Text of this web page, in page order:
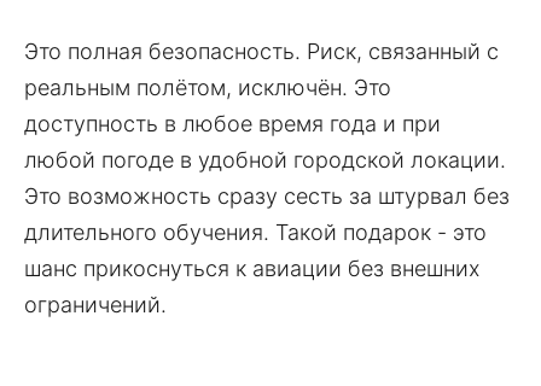
Это полная безопасность. Риск, связанный с
реальным полётом, исключён. Это
доступность в любое время года и при
любой погоде в удобной городской локации.
Это возможность сразу сесть за штурвал без
длительного обучения. Такой подарок - это
шанс прикоснуться к авиации без внешних
ограничений.